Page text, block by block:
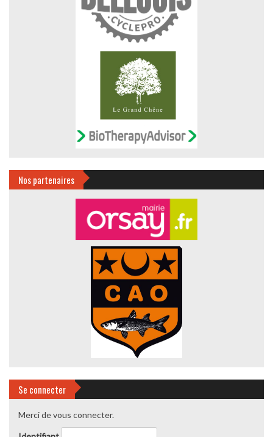
Nos partenaires
Se connecter
Merci de vous connecter.